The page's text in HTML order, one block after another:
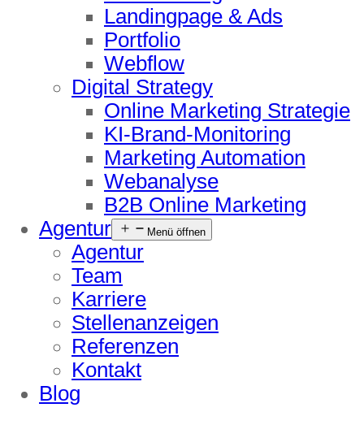
Landingpage & Ads
Portfolio
Webflow
Digital Strategy
Online Marketing Strategie
KI-Brand-Monitoring
Marketing Automation
Webanalyse
B2B Online Marketing
Agentur
Menü öffnen
Agentur
Team
Karriere
Stellenanzeigen
Referenzen
Kontakt
Blog